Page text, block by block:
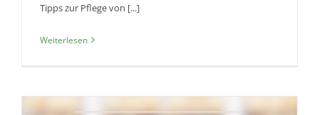
Tipps zur Pflege von [...]
Weiterlesen